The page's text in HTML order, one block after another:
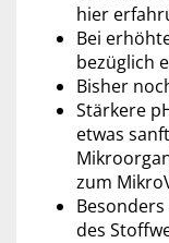
hier
Bei
bezüglich
Bisher
Stärkere
etwas
zum
des